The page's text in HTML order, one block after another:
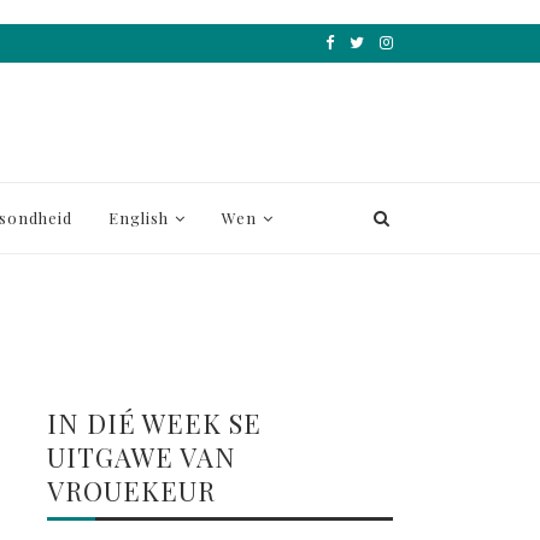
English Wen
IN DIÉ WEEK SE
UITGAWE VAN
VROUEKEUR